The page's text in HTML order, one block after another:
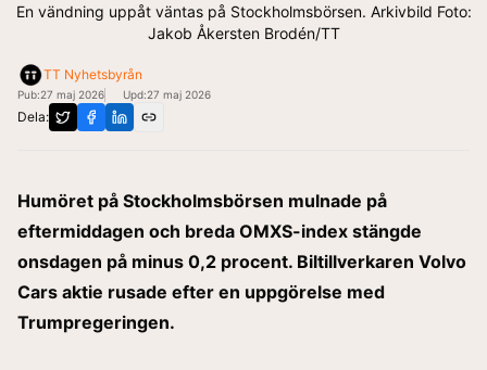
En vändning uppåt väntas på Stockholmsbörsen. Arkivbild Foto:
Jakob Åkersten Brodén/TT
TT Nyhetsbyrån
Pub:27 maj 2026 Upd:27 maj 2026
Dela:
Humöret på Stockholmsbörsen mulnade på
eftermiddagen och breda OMXS-index stängde
onsdagen på minus 0,2 procent. Biltillverkaren Volvo
Cars aktie rusade efter en uppgörelse med
Trumpregeringen.